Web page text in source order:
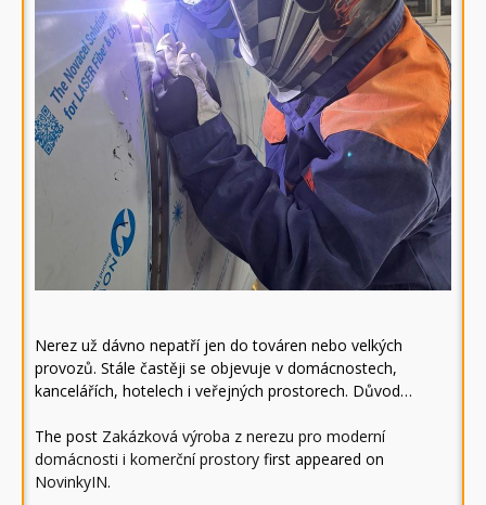
Nerez už dávno nepatří jen do továren nebo velkých
provozů. Stále častěji se objevuje v domácnostech,
kancelářích, hotelech i veřejných prostorech. Důvod…
The post Zakázková výroba z nerezu pro moderní
domácnosti i komerční prostory first appeared on
NovinkyIN.